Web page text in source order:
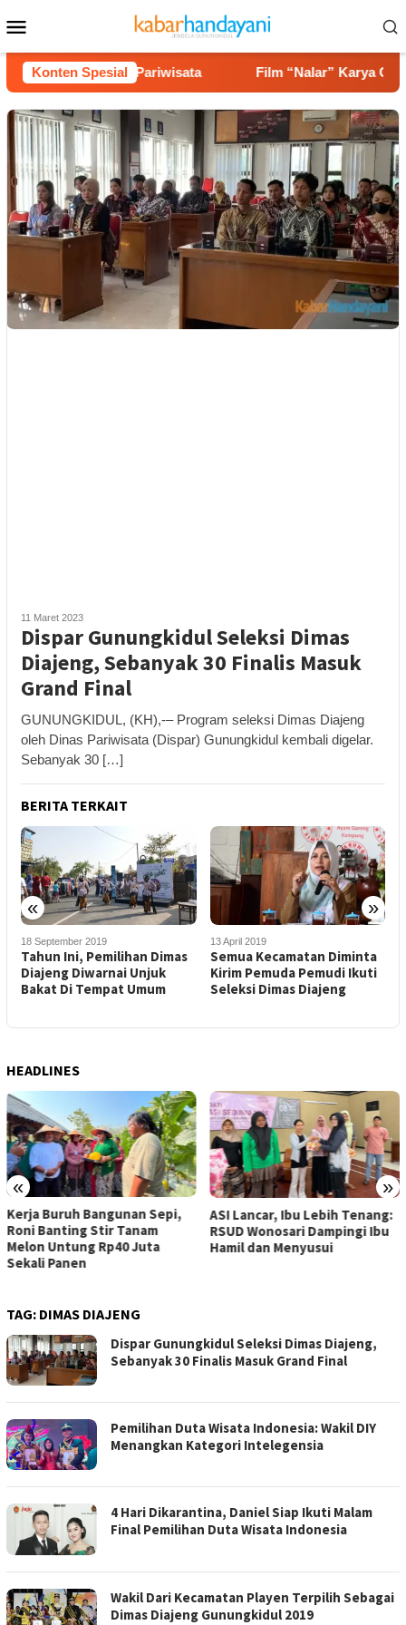
ke
kontenMobile
Konten Spesial
Potensi Pariwisata Film “Nalar” Karya Guru SD
11 Maret 2023
Dispar Gunungkidul Seleksi Dimas
Diajeng, Sebanyak 30 Finalis Masuk
Grand Final
GUNUNGKIDUL, (KH),-– Program seleksi Dimas Diajeng
oleh Dinas Pariwisata (Dispar) Gunungkidul kembali digelar.
Sebanyak 30 […]
BERITA TERKAIT
« »
18 September 2019
Tahun Ini, Pemilihan Dimas
Diajeng Diwarnai Unjuk
Bakat Di Tempat Umum
13 April 2019
Semua Kecamatan Diminta
Kirim Pemuda Pemudi Ikuti
Seleksi Dimas Diajeng
HEADLINES
« »
Kerja Buruh Bangunan Sepi,
Roni Banting Stir Tanam
Melon Untung Rp40 Juta
Sekali Panen
ASI Lancar, Ibu Lebih Tenang:
RSUD Wonosari Dampingi Ibu
Hamil dan Menyusui
TAG: DIMAS DIAJENG
Dispar Gunungkidul Seleksi Dimas Diajeng,
Sebanyak 30 Finalis Masuk Grand Final
Pemilihan Duta Wisata Indonesia: Wakil DIY
Menangkan Kategori Intelegensia
4 Hari Dikarantina, Daniel Siap Ikuti Malam
Final Pemilihan Duta Wisata Indonesia
Wakil Dari Kecamatan Playen Terpilih Sebagai
Dimas Diajeng Gunungkidul 2019